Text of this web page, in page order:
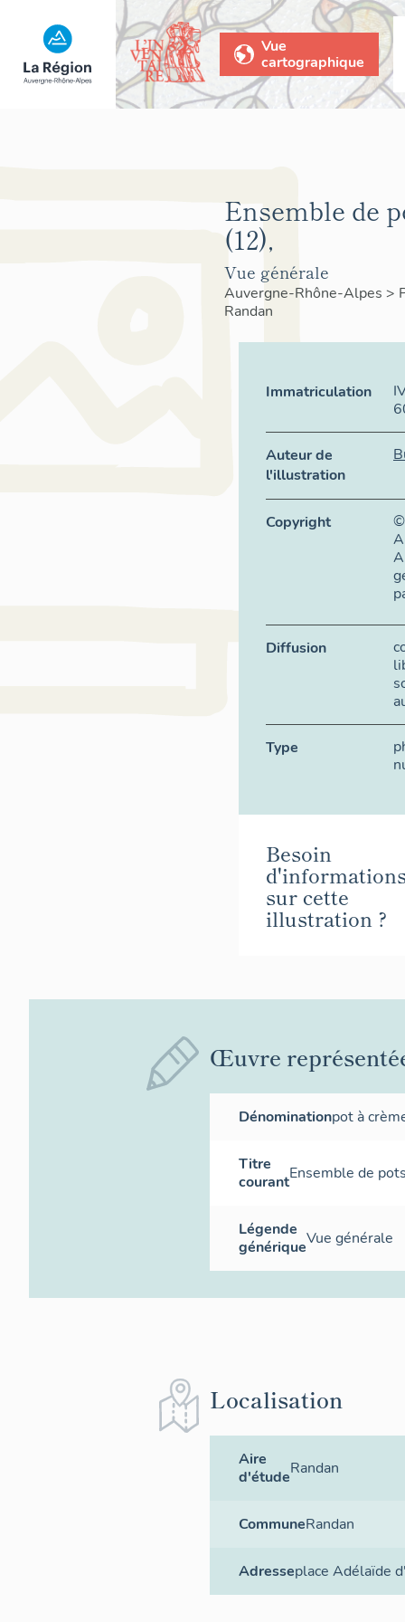
Vue
cartographique
Ensemble de
(12),
Vue générale
Auvergne-Rhône-Alpes >
Randan
Immatriculation
Auteur de
l'illustration
Copyright
Diffusion
Type
Besoin
sur cette
illustration ?
Œuvre
Dénominationpot à
Titre
courantEnsemble de
Légende
génériqueVue générale
Localisation
Aire
d'étudeRandan
CommuneRandan
Adresseplace Adélaïde